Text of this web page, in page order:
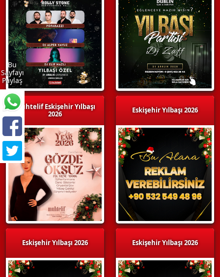
Muhtelif Eskişehir Yılbaşı
2026
Eskişehir Yılbaşı 2026
Eskişehir Yılbaşı 2026
Eskişehir Yılbaşı 2026
Bu
Sayfayı
Paylaş